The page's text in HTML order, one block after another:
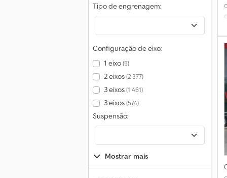
Tipo de engrenagem:
Configuração de eixo:
1 eixo(5)
2 eixos(2 377)
3 eixos(1 461)
3 eixos(574)
Suspensão:
Mostrar mais